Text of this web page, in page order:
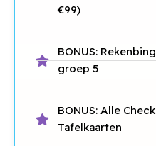
€99)
BONUS:
groep 5
BONUS: Alle
Tafelkaarten